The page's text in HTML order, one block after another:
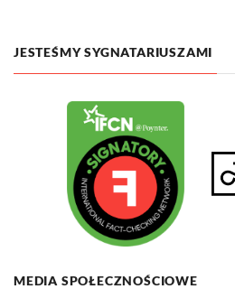
JESTEŚMY SYGNATARIUSZAMI
MEDIA SPOŁECZNOŚCIOWE